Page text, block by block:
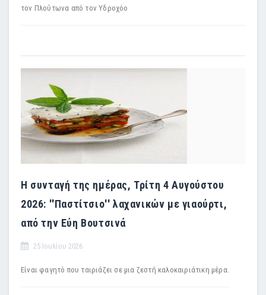
τον Πλούτωνα από τον Υδροχόο
Η συνταγή της ημέρας, Τρίτη 4 Αυγούστου
2026: ''Παστίτσιο'' λαχανικών με γιαούρτι,
από την Εύη Βουτσινά
25 Ιουλίου 2026
Είναι φαγητό που ταιριάζει σε μια ζεστή καλοκαιριάτικη μέρα.